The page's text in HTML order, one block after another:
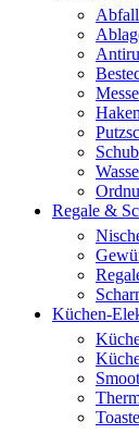
Regale &
Küchen-